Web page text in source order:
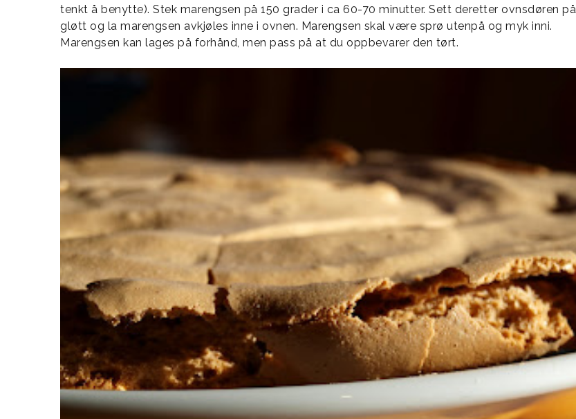
tenkt å benytte). Stek marengsen på 150 grader i ca 60-70 minutter. Sett deretter ovnsdøren på
gløtt og la marengsen avkjøles inne i ovnen. Marengsen skal være sprø utenpå og myk inni.
Marengsen kan lages på forhånd, men pass på at du oppbevarer den tørt.